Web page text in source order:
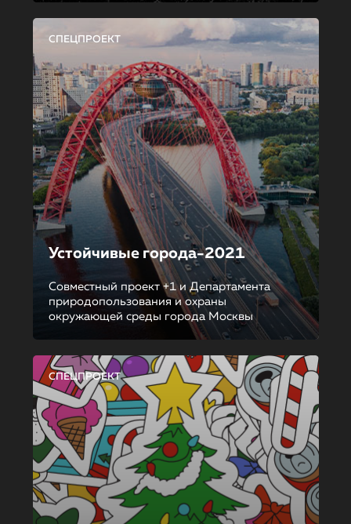
СПЕЦПРОЕКТ
Устойчивые города-2021
Совместный проект +1 и Департамента
природопользования и охраны
окружающей среды города Москвы
СПЕЦПРОЕКТ